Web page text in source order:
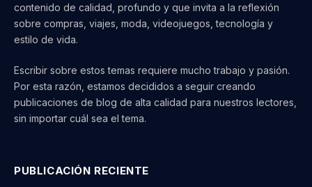
contenido de calidad, profundo y que invita a la reflexión
sobre compras, viajes, moda, videojuegos, tecnología y
estilo de vida.
Escribir sobre estos temas requiere mucho trabajo y pasión.
Por esta razón, estamos decididos a seguir creando
publicaciones de blog de alta calidad para nuestros lectores,
sin importar cuál sea el tema.
PUBLICACIÓN RECIENTE